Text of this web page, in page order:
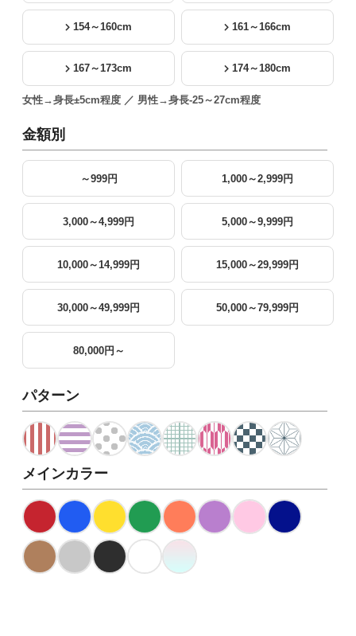
154～160cm 161～166cm
167～173cm 174～180cm
女性→身長±5cm程度 ／ 男性→身長-25～27cm程度
金額別
～999円 1,000～2,999円
3,000～4,999円 5,000～9,999円
10,000～14,999円 15,000～29,999円
30,000～49,999円 50,000～79,999円
80,000円～
パターン
メインカラー